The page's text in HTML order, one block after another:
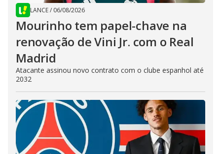
LANCE/ 06/08/2026
Mourinho tem papel-chave na
renovação de Vini Jr. com o Real
Madrid
Atacante assinou novo contrato com o clube espanhol até
2032